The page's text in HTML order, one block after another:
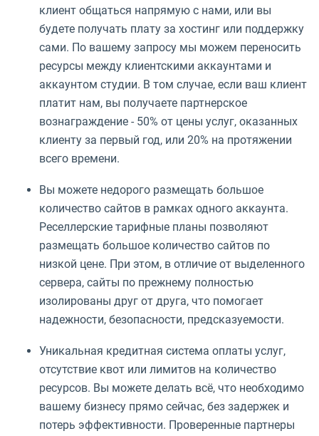
клиент общаться напрямую с нами, или вы
будете получать плату за хостинг или поддержку
сами. По вашему запросу мы можем переносить
ресурсы между клиентскими аккаунтами и
аккаунтом студии. В том случае, если ваш клиент
платит нам, вы получаете партнерское
вознаграждение - 50% от цены услуг, оказанных
клиенту за первый год, или 20% на протяжении
всего времени.
Вы можете недорого размещать большое
количество сайтов в рамках одного аккаунта.
Реселлерские тарифные планы позволяют
размещать большое количество сайтов по
низкой цене. При этом, в отличие от выделенного
сервера, сайты по прежнему полностью
изолированы друг от друга, что помогает
надежности, безопасности, предсказуемости.
Уникальная кредитная система оплаты услуг,
отсутствие квот или лимитов на количество
ресурсов. Вы можете делать всё, что необходимо
вашему бизнесу прямо сейчас, без задержек и
потерь эффективности. Проверенные партнеры